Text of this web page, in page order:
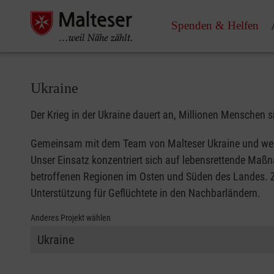
Spenden & Helfen
Ukraine
Der Krieg in der Ukraine dauert an, Millionen Menschen
Gemeinsam mit dem Team von Malteser Ukraine und
Unser Einsatz konzentriert sich auf lebensrettende
betroffenen Regionen im Osten und Süden des
Unterstützung für Geflüchtete in den Nachbarländern.
Anderes Projekt wählen